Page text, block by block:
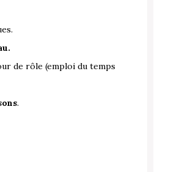
de rôle (emploi du temps
.